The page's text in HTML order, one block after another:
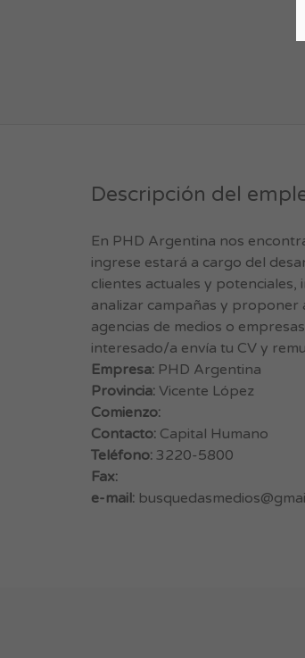
Descripción del
En PHD Argentina nos
ingrese estará a cargo del
clientes actuales y
analizar campañas y proponer
agencias de medios o
interesado/a envía tu CV y
Empresa: PHD Argentina
Provincia: Vicente López
Comienzo:
Contacto: Capital Humano
Teléfono: 3220-5800
Fax:
e-mail: